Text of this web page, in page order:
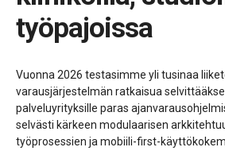
työpajoissa
Vuonna 2026 testasimme yli tusinaa
varausjärjestelmän ratkaisua
palveluyrityksille paras
selvästi kärkeen modulaarisen
työprosessien ja mobiili-first-